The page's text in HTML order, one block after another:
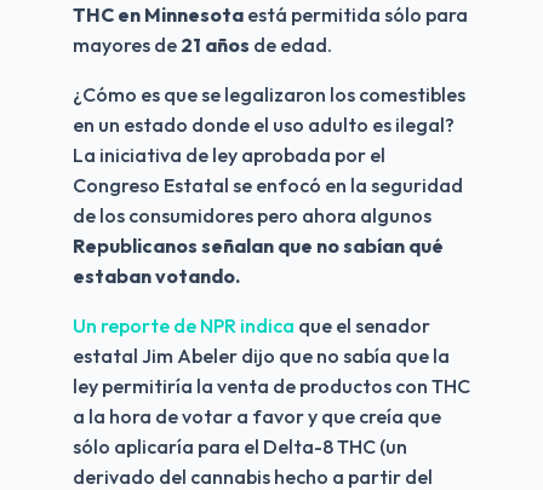
THC en Minnesota está permitida sólo para
mayores de 21 años de edad.
¿Cómo es que se legalizaron los comestibles
en un estado donde el uso adulto es ilegal?
La iniciativa de ley aprobada por el
Congreso Estatal se enfocó en la seguridad
Republicanos señalan que no sabían qué
estaban votando.
Un reporte de NPR indica que el senador
estatal Jim Abeler dijo que no sabía que la
ley permitiría la venta de productos con THC
a la hora de votar a favor y que creía que
sólo aplicaría para el Delta-8 THC (un
derivado del cannabis hecho a partir del